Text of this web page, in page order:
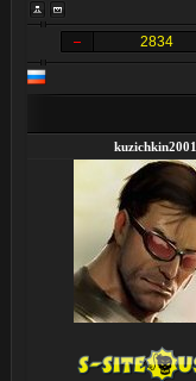
2834
kuzichkin2001